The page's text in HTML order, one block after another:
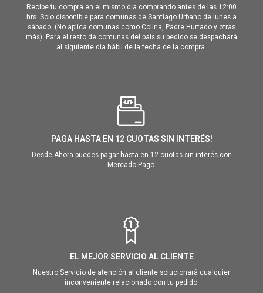
Recibe tu compra en el mismo día comprando antes de las 12:00
hrs. Solo disponible para comunas de Santiago Urbano de lunes a
sábado. (No aplica comunas como Colina, Padre Hurtado y otras
más). Para el resto de comunas del país su pedido se despachará
al siguiente día hábil de la fecha de la compra.
PAGA HASTA EN 12 CUOTAS SIN INTERÉS!
Desde Ahora puedes pagar hasta en 12 cuotas sin interés con
Mercado Pago.
EL MEJOR SERVICIO AL CLIENTE
Nuestro Servicio de atención al cliente solucionará cualquier
inconveniente relacionado con tu pedido.